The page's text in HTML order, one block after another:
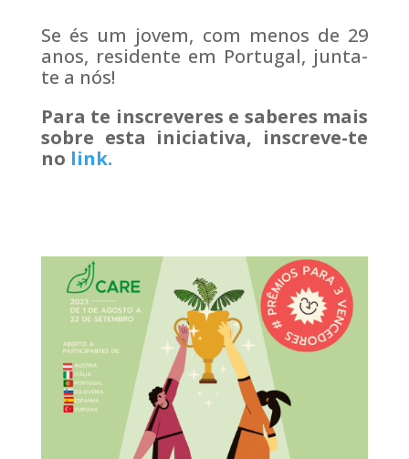
Se és um jovem, com menos de 29
anos, residente em Portugal, junta-
te a nós!
Para te inscreveres e saberes mais
sobre esta iniciativa, inscreve-te
no link.